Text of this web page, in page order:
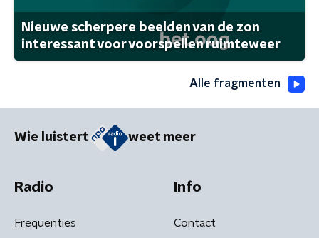
Nieuwe scherpere beelden van de zon
interessant voor voorspellen ruimteweer
Alle fragmenten
Wie luistert weet meer
Radio
Frequenties
Info
Contact